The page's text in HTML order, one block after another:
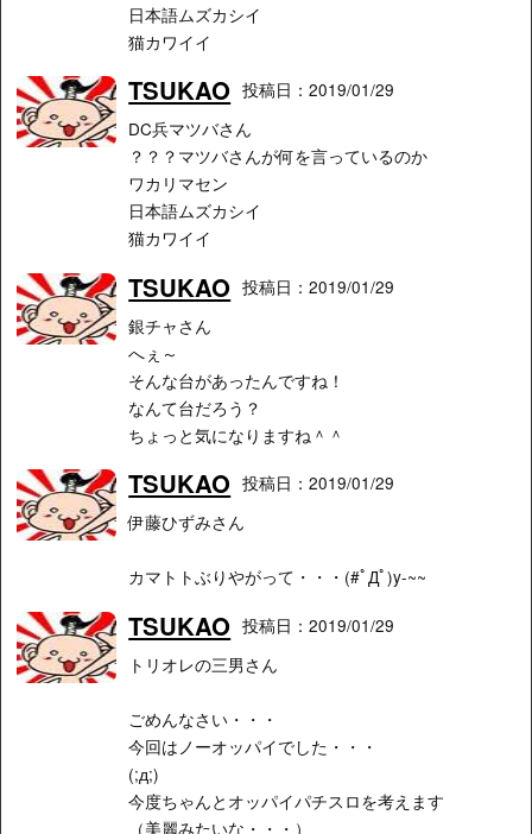
日本語ムズカシイ
猫カワイイ
TSUKAO 投稿日：2019/01/29
DC兵マツバさん
？？？マツバさんが何を言っているのか
ワカリマセン
日本語ムズカシイ
猫カワイイ
TSUKAO 投稿日：2019/01/29
銀チャさん
へぇ～
そんな台があったんですね！
なんて台だろう？
ちょっと気になりますね＾＾
TSUKAO 投稿日：2019/01/29
伊藤ひずみさん
カマトトぶりやがって・・・(#ﾟДﾟ)y-~~
TSUKAO 投稿日：2019/01/29
トリオレの三男さん
ごめんなさい・・・
今回はノーオッパイでした・・・
(;д;)
今度ちゃんとオッパイパチスロを考えます
（美麗みたいな・・・）